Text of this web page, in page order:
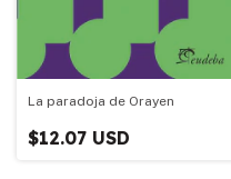
La paradoja de Orayen
$12.07 USD